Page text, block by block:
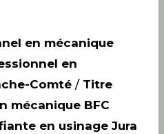
en mécanique
en
Comté / Titre
mécanique BFC
en usinage Jura